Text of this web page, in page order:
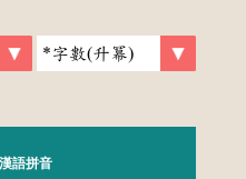
漢語拼音